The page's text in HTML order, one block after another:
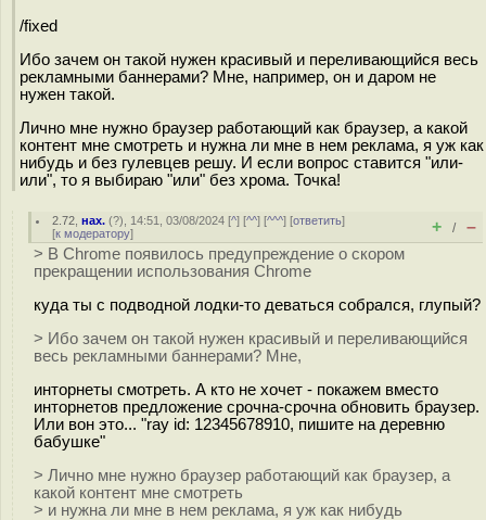
/fixed
Ибо зачем он такой нужен красивый и переливающийся весь
рекламными баннерами? Мне, например, он и даром не
нужен такой.
Лично мне нужно браузер работающий как браузер, а какой
контент мне смотреть и нужна ли мне в нем реклама, я уж как
нибудь и без гулевцев решу. И если вопрос ставится "или-
или", то я выбираю "или" без хрома. Точка!
2.72 ,нах. (?), 14:51, 03/08/2024 [^] [^^] [^^^] [ответить]
[к модератору] + / –
> В Chrome появилось предупреждение о скором
прекращении использования Chrome
куда ты с подводной лодки-то деваться собрался, глупый?
> Ибо зачем он такой нужен красивый и переливающийся
весь рекламными баннерами? Мне,
инторнеты смотреть. А кто не хочет - покажем вместо
инторнетов предложение срочна-срочна обновить браузер.
Или вон это... "ray id: 12345678910, пишите на деревню
бабушке"
> Лично мне нужно браузер работающий как браузер, а
какой контент мне смотреть
> и нужна ли мне в нем реклама, я уж как нибудь